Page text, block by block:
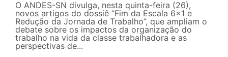
O ANDES-SN divulga, nesta quinta-feira (26),
novos artigos do dossiê “Fim da Escala 6×1 e
Redução da Jornada de Trabalho”, que ampliam o
debate sobre os impactos da organização do
trabalho na vida da classe trabalhadora e as
perspectivas de...